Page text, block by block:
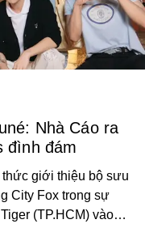
Nhà Cáo ra
đình đám
giới thiệu bộ sưu
City Fox trong sự
(TP.HCM) vào